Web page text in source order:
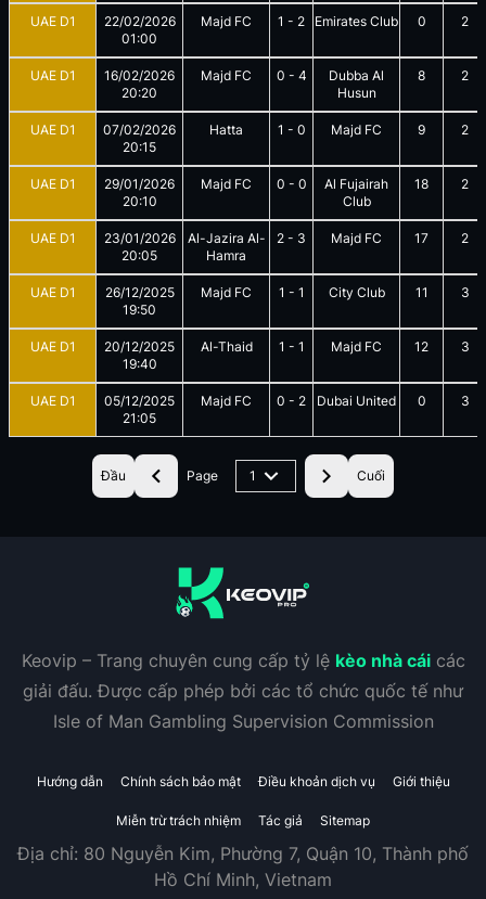
UAE D1
22/02/2026
01:00
Majd FC 1 - 2 Emirates Club 0 2
UAE D1
16/02/2026
20:20
Majd FC 0 - 4
Dubba Al
Husun
8 2
UAE D1
07/02/2026
20:15
Hatta 1 - 0 Majd FC 9 2
UAE D1
29/01/2026
20:10
Majd FC 0 - 0
Al Fujairah
Club
18 2
UAE D1
23/01/2026
20:05
Al-Jazira Al-
Hamra
2 - 3 Majd FC 17 2
UAE D1
26/12/2025
19:50
Majd FC 1 - 1 City Club 11 3
UAE D1
20/12/2025
19:40
Al-Thaid 1 - 1 Majd FC 12 3
UAE D1
05/12/2025
21:05
Majd FC 0 - 2 Dubai United 0 3
Đầu Page 1 Cuối
Keovip – Trang chuyên cung cấp tỷ lệ kèo nhà cáicác
giải đấu. Được cấp phép bởi các tổ chức quốc tế như
Isle of Man Gambling Supervision Commission
Hướng dẫn Chính sách bảo mật Điều khoản dịch vụ Giới thiệu
Miễn trừ trách nhiệm Tác giả Sitemap
Địa chỉ: 80 Nguyễn Kim, Phường 7, Quận 10, Thành phố
Hồ Chí Minh, Vietnam